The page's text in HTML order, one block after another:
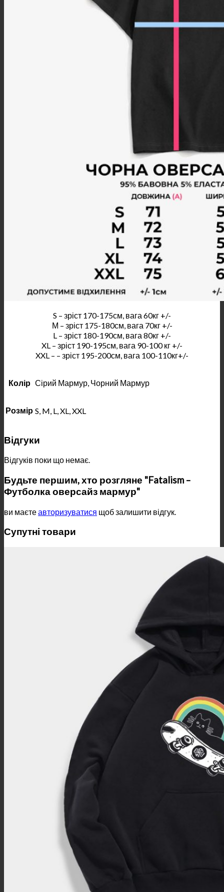
S – зріст 170-175см, вага 60кг +/-
М – зріст 175-180см, вага 70кг +/-
L – зріст 180-190см, вага 80кг +/-
XL – зріст 190-195см, вага 90-100 кг +/-
XXL – – зріст 195-200см, вага 100-110кг+/-
Колір Сірий Мармур, Чорний Мармур
Розмір S, M, L, XL, XXL
Відгуки
Відгуків поки що немає.
Будьте першим, хто розгляне "Fatalism –
Футболка оверсайз мармур"
ви маєтеавторизуватися щоб залишити відгук.
Супутні товари